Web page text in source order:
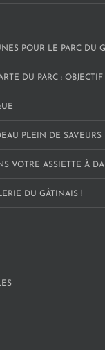
POUR LE PARC DU
DU PARC : OBJECTIF
PLEIN DE SAVEURS
VOTRE ASSIETTE À
DU GÂTINAIS !